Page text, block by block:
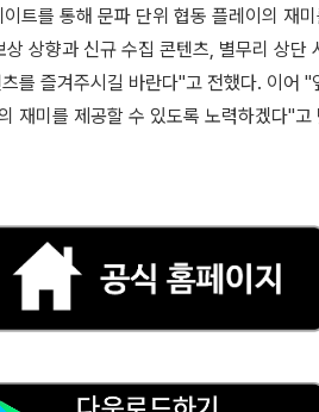
트를 통해 문파 단위 협동 플레이의 재
상향과 신규 수집 콘텐츠, 별무리 상단
를 즐겨주시길 바란다"고 전했다. 이어
재미를 제공할 수 있도록 노력하겠다"고